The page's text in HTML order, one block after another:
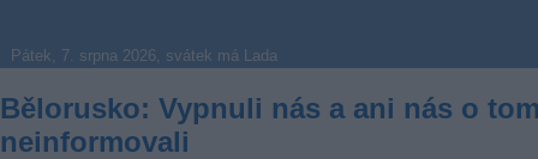
Pátek, 7. srpna 2026, svátek má Lada
Bělorusko: Vypnuli nás a ani nás o
neinformovali